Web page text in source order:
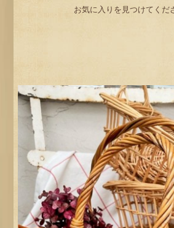
お気に入りを見つけてくだ